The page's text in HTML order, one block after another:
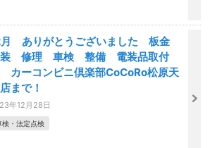
月 ありがとうございました 板金
装 修理 車検 整備 電装品取付
カーコンビニ倶楽部CoCoRo松原天
まで！
年12月28日
検・法定点検